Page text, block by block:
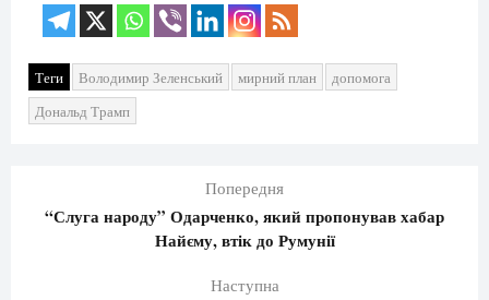
Теги Володимир Зеленський мирний план
допомога
Дональд Трамп
Попередня
“Слуга народу” Одарченко, який пропонував хабар
Найєму, втік до Румунії
Наступна